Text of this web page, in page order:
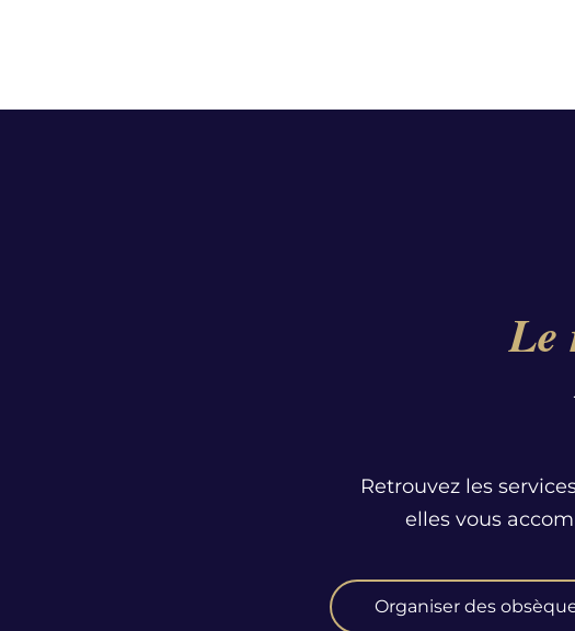
Le
Retrouvez les
elles vous
Organiser des